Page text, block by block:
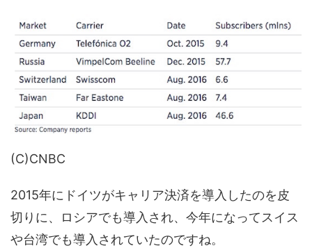
(C)CNBC
2015年にドイツがキャリア決済を導入したのを皮
切りに、ロシアでも導入され、今年になってスイス
や台湾でも導入されていたのですね。